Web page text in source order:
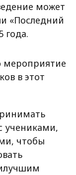
может
«Последний
года.
мероприятие
в этот
учениками,
чтобы